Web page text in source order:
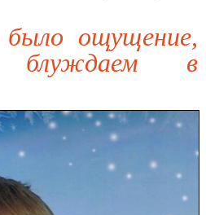
ощущение,
в